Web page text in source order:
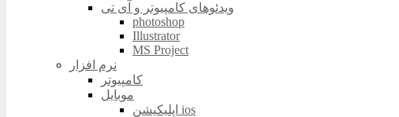
ویدئوهای کامپیوتر و آی تی
photoshop
Illustrator
MS Project
نرم افزار
کامپیوتر
موبایل
اپلیکیشن ios